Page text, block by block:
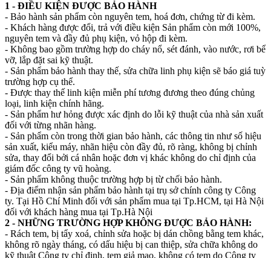
1 - ĐIỀU KIỆN ĐƯỢC BẢO HÀNH
- Bảo hành sản phẩm còn nguyên tem, hoá đơn, chứng từ đi kèm.
- Khách hàng được đổi, trả với điều kiện Sản phẩm còn mới 100%,
nguyên tem và đầy đủ phụ kiện, vỏ hộp đi kèm.
- Không bao gồm trường hợp do cháy nổ, sét đánh, vào nước, rơi bể
vỡ, lắp đặt sai kỹ thuật.
- Sản phẩm bảo hành thay thế, sửa chữa linh phụ kiện sẽ báo giá tuỳ
trường hợp cụ thể.
- Được thay thế linh kiện miễn phí tương đương theo đúng chủng
loại, linh kiện chính hãng.
- Sản phẩm hư hỏng được xác định do lỗi kỹ thuật của nhà sản xuất
đối với từng nhãn hàng.
- Sản phẩm còn trong thời gian bảo hành, các thông tin như số hiệu
sản xuất, kiểu máy, nhãn hiệu còn đầy đủ, rõ ràng, không bị chỉnh
sửa, thay đổi bởi cá nhân hoặc đơn vị khác không do chỉ định của
giám đốc công ty vũ hoàng.
- Sản phẩm không thuộc trường hợp bị từ chối bảo hành.
- Địa điểm nhận sản phẩm bảo hành tại trụ sở chính công ty Công
ty. Tại Hồ Chí Minh đối với sản phẩm mua tại Tp.HCM, tại Hà Nội
đối với khách hàng mua tại Tp.Hà Nội
2 - NHỮNG TRƯỜNG HỢP KHÔNG ĐƯỢC BẢO HÀNH:
- Rách tem, bị tẩy xoá, chỉnh sửa hoặc bị dán chồng bằng tem khác,
không rõ ngày tháng, có dấu hiệu bị can thiệp, sửa chữa không do
kỹ thuật Công ty chỉ định, tem giả mạo, không có tem do Công ty